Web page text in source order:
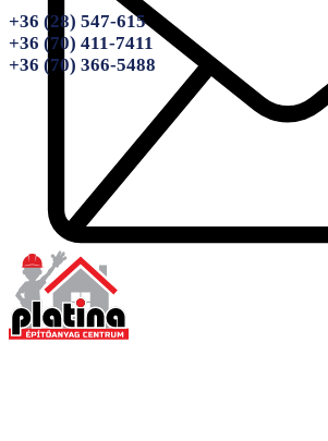
+36 (28) 547-615
+36 (70) 411-7411
+36 (70) 366-5488